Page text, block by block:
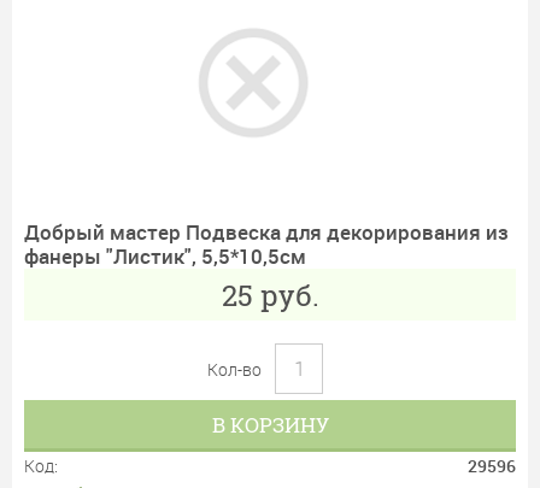
Добрый мастер Подвеска для декорирования из
фанеры "Листик", 5,5*10,5см
25 руб.
Кол-во
В КОРЗИНУ
Код:
29596